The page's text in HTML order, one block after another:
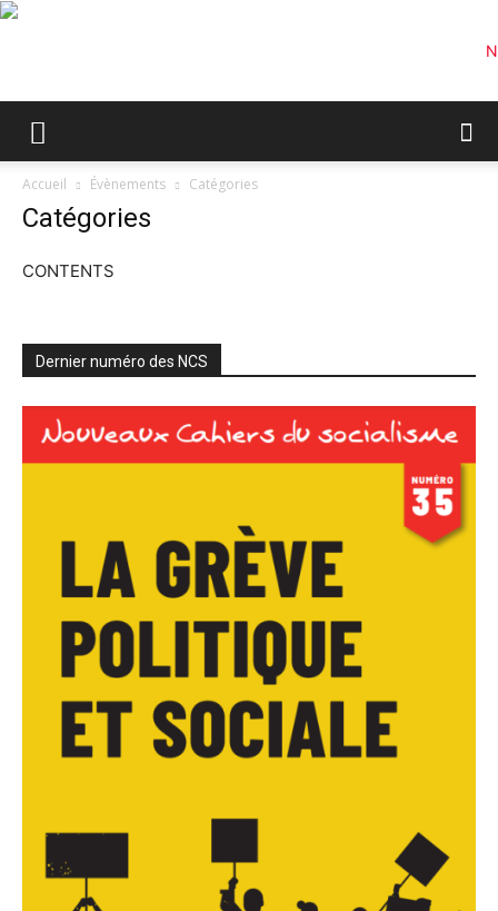
Accueil Évènements Catégories
Catégories
CONTENTS
Dernier numéro des NCS